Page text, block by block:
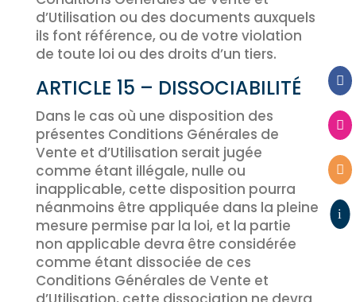



i
d’Utilisation ou des documents auxquels
ils font référence, ou de votre violation
de toute loi ou des droits d’un tiers.
ARTICLE 15 – DISSOCIABILITÉ
Dans le cas où une disposition des
présentes Conditions Générales de
Vente et d’Utilisation serait jugée
comme étant illégale, nulle ou
inapplicable, cette disposition pourra
néanmoins être appliquée dans la pleine
mesure permise par la loi, et la partie
non applicable devra être considérée
comme étant dissociée de ces
Conditions Générales de Vente et